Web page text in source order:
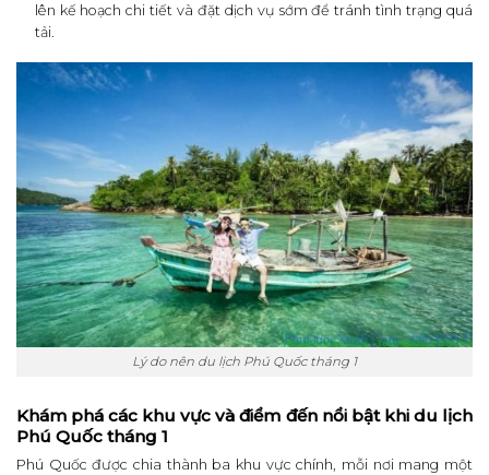
lên kế hoạch chi tiết và đặt dịch vụ sớm để tránh tình trạng quá
tải.
Lý do nên du lịch Phú Quốc tháng 1
Khám phá các khu vực và điểm đến nổi bật khi du lịch
Phú Quốc tháng 1
Phú Quốc được chia thành ba khu vực chính, mỗi nơi mang một